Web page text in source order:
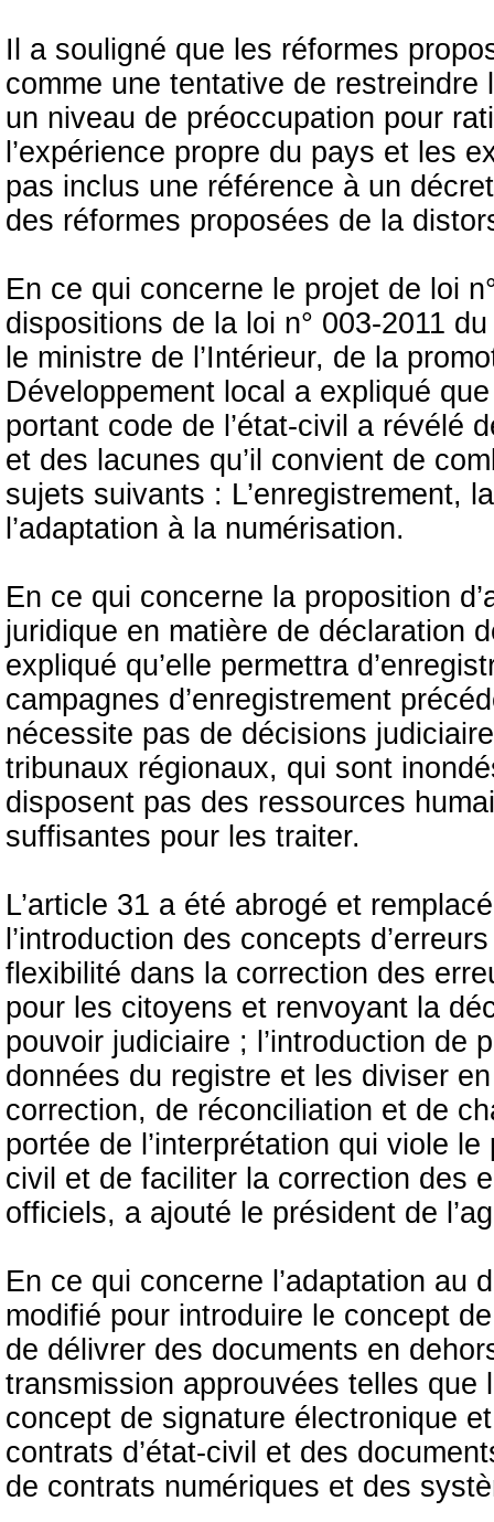
Il a souligné que les réformes
comme une tentative de restreindre
un niveau de préoccupation pour
l’expérience propre du pays et les
pas inclus une référence à un
des réformes proposées de la
En ce qui concerne le projet de loi
dispositions de la loi n° 003-2011
le ministre de l’Intérieur, de la
Développement local a expliqué
portant code de l’état-civil a révélé
et des lacunes qu’il convient de
sujets suivants : L’enregistrement,
l’adaptation à la numérisation.
En ce qui concerne la proposition
juridique en matière de déclaration
expliqué qu’elle permettra
campagnes d’enregistrement
nécessite pas de décisions
tribunaux régionaux, qui sont
disposent pas des ressources
suffisantes pour les traiter.
L’article 31 a été abrogé et
l’introduction des concepts
flexibilité dans la correction des
pour les citoyens et renvoyant la
pouvoir judiciaire ; l’introduction de
données du registre et les diviser
correction, de réconciliation et de
portée de l’interprétation qui viole
civil et de faciliter la correction des
officiels, a ajouté le président de
En ce qui concerne l’adaptation au
modifié pour introduire le concept
de délivrer des documents en
transmission approuvées telles
concept de signature électronique
contrats d’état-civil et des
de contrats numériques et des